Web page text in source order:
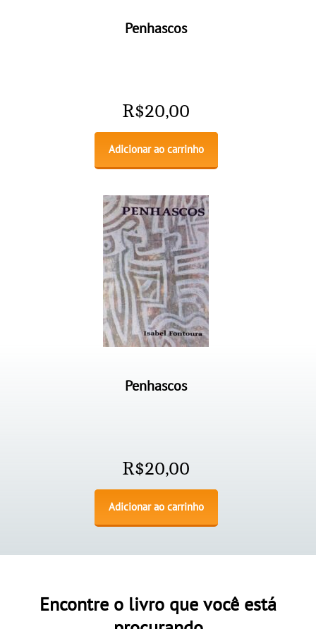
Penhascos
R$20,00
Adicionar ao carrinho
Penhascos
R$20,00
Adicionar ao carrinho
Encontre o livro que você está